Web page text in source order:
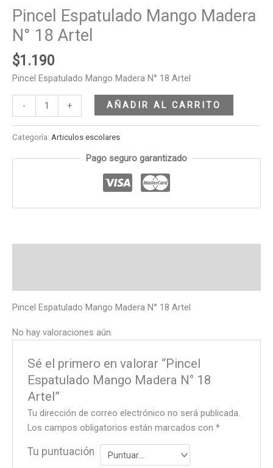
Pincel Espatulado Mango Madera
N° 18 Artel
$1.190
Pincel Espatulado Mango Madera N° 18 Artel
- + AÑADIR AL CARRITO
Categoría: Articulos escolares
Pago seguro garantizado
Pincel Espatulado Mango Madera N° 18 Artel
No hay valoraciones aún.
Sé el primero en valorar “Pincel
Espatulado Mango Madera N° 18
Artel”
Tu dirección de correo electrónico no será publicada.
Los campos obligatorios están marcados con*
Tu puntuación